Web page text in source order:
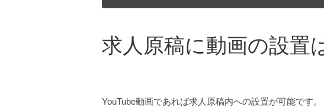
求人原稿に動画の設置
YouTube動画であれば求人原稿内への設置が可能です。